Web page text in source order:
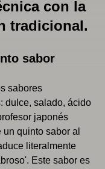
con la
tradicional.
sabor
sabores
dulce, salado, ácido
japonés
quinto sabor al
literalmente
Este sabor es